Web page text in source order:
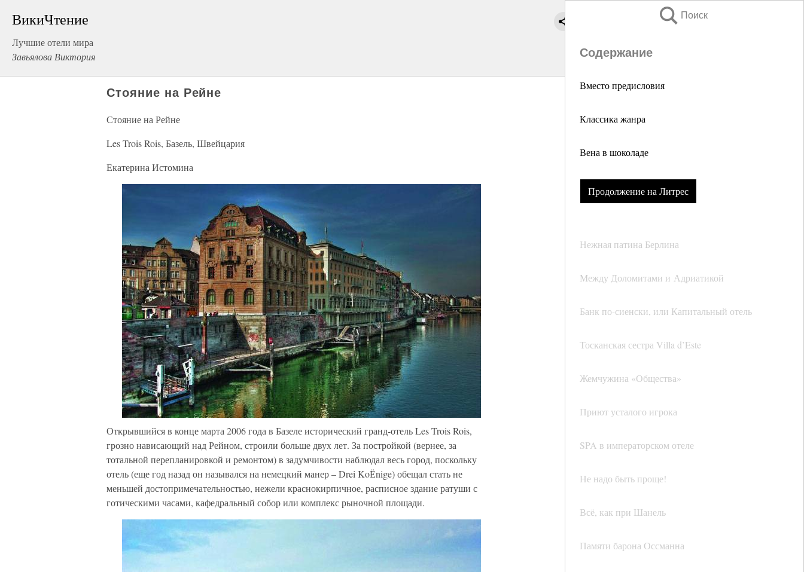
ВикиЧтение
Лучшие отели мира
Завьялова Виктория
Поиск
Содержание
Вместо предисловия
Классика жанра
Вена в шоколаде
Продолжение на Литрес
Нежная патина Берлина
Между Доломитами и Адриатикой
Банк по-сиенски, или Капитальный отель
Тосканская сестра Villa d’Este
Жемчужина «Общества»
Приют усталого игрока
SPA в императорском отеле
Не надо быть проще!
Всё, как при Шанель
Памяти барона Оссманна
Стояние на Рейне
Стояние на Рейне
Les Trois Rois, Базель, Швейцария
Екатерина Истомина
Открывшийся в конце марта 2006 года в Базеле исторический гранд-отель Les Trois Rois,
грозно нависающий над Рейном, строили больше двух лет. За постройкой (вернее, за
тотальной перепланировкой и ремонтом) в задумчивости наблюдал весь город, поскольку
отель (еще год назад он назывался на немецкий манер – Drei KoЁnige) обещал стать не
меньшей достопримечательностью, нежели краснокирпичное, расписное здание ратуши с
готическими часами, кафедральный собор или комплекс рыночной площади.